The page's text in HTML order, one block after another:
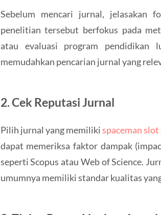
Sebelum mencari jurnal, jelasakan
penelitian tersebut berfokus pada
atau evaluasi program pendidikan
memudahkan pencarian jurnal yang
2. Cek Reputasi Jurnal
Pilih jurnal yang memilikispaceman slot
dapat memeriksa faktor dampak
seperti Scopus atau Web of Science.
umumnya memiliki standar kualitas